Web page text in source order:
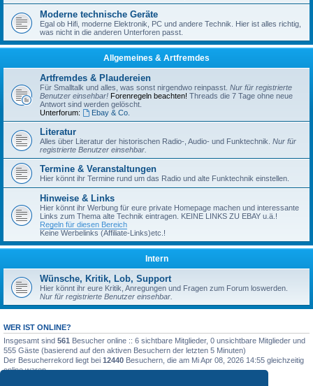
Moderne technische Geräte
Egal ob Hifi, moderne Elektronik, PC und andere Technik. Hier ist alles richtig,
was nicht in die anderen Unterforen passt.
Allgemeines & Artfremdes
Artfremdes & Plaudereien
Für Smalltalk und alles, was sonst nirgendwo reinpasst. Nur für registrierte
Benutzer einsehbar! Forenregeln beachten! Threads die 7 Tage ohne neue
Antwort sind werden gelöscht.
Unterforum:
Ebay & Co.
Literatur
Alles über Literatur der historischen Radio-, Audio- und Funktechnik. Nur für
registrierte Benutzer einsehbar.
Termine & Veranstaltungen
Hier könnt ihr Termine rund um das Radio und alte Funktechnik einstellen.
Hinweise & Links
Hier könnt ihr Werbung für eure private Homepage machen und interessante
Links zum Thema alte Technik eintragen. KEINE LINKS ZU EBAY u.ä.!
Regeln für diesen Bereich
Keine Werbelinks (Affiliate-Links)etc.!
Intern
Wünsche, Kritik, Lob, Support
Hier könnt ihr eure Kritik, Anregungen und Fragen zum Forum loswerden.
Nur für registrierte Benutzer einsehbar.
WER IST ONLINE?
Insgesamt sind 561 Besucher online :: 6 sichtbare Mitglieder, 0 unsichtbare Mitglieder und
555 Gäste (basierend auf den aktiven Besuchern der letzten 5 Minuten)
Der Besucherrekord liegt bei 12440 Besuchern, die am Mi Apr 08, 2026 14:55 gleichzeitig
online waren.